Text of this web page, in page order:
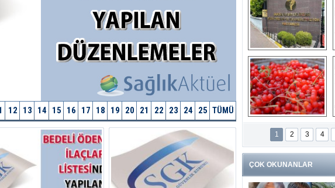
12 13 14 15 16 17 18 19 20 21 22 23 24 25 TÜMÜ
Ve burası da bir
devlet hastanesi
Gilaburu meyvesi
kanserden koruyor
1 2 3 4
ÇOK OKUNANLAR